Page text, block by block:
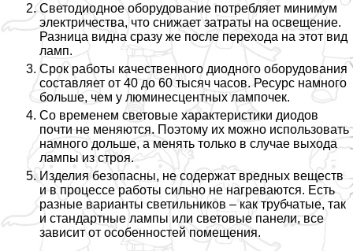
Светодиодное оборудование потрeбляет минимум
электричества, что снижает затраты на освещение.
Разница видна сразу же после перехода на этот вид
ламп.
Срок работы качественного диодного оборудования
составляет от 40 до 60 тысяч часов. Ресурс намного
больше, чем у люминесцентных лампочек.
Со временем световые хаpaктеристики диодов
почти не меняются. Поэтому их можно использовать
намного дольше, а менять только в случае выхода
лампы из строя.
Изделия безопасны, не содержат вредных веществ
и в процессе работы сильно не нагреваются. Есть
разные варианты светильников – как трубчатые, так
и стандартные лампы или световые панели, все
зависит от особенностей помещения.